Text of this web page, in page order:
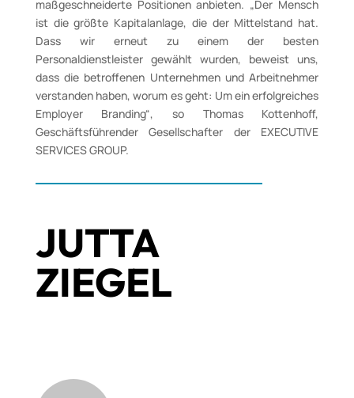
maßgeschneiderte Positionen anbieten. „Der Mensch
ist die größte Kapitalanlage, die der Mittelstand hat.
Dass wir erneut zu einem der besten
Personaldienstleister gewählt wurden, beweist uns,
dass die betroffenen Unternehmen und Arbeitnehmer
verstanden haben, worum es geht: Um ein erfolgreiches
Employer Branding“, so Thomas Kottenhoff,
Geschäftsführender Gesellschafter der EXECUTIVE
SERVICES GROUP.
JUTTA
ZIEGEL